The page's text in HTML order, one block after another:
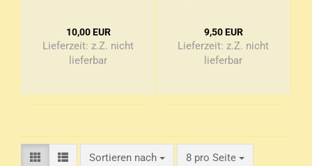
10,00 EUR
Lieferzeit: z.Z. nicht
lieferbar
9,50 EUR
Lieferzeit: z.Z. nicht
lieferbar
Sortieren nach
Sortieren nach 8 pro Seite
pro Seite